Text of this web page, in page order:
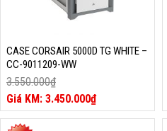
CASE CORSAIR 5000D TG WHITE –
CC-9011209-WW
3.550.000₫
Giá
gốc
là:
3.450.000₫
Giá
hiện